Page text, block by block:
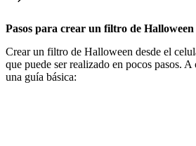
Pasos para crear un filtro de Halloween
Crear un filtro de Halloween desde el
que puede ser realizado en pocos pasos.
una guía básica: